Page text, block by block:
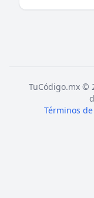
TuCódigo.mx ©
Términos